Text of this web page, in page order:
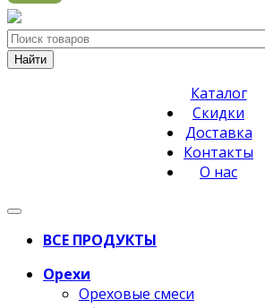
Найти
Каталог
Скидки
Доставка
Контакты
О нас
ВСЕ ПРОДУКТЫ
Орехи
Ореховые смеси